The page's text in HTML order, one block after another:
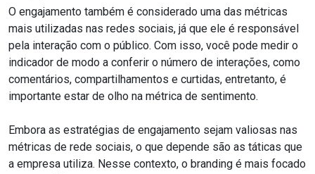
O engajamento também é considerado uma das métricas
mais utilizadas nas redes sociais, já que ele é responsável
pela interação com o público. Com isso, você pode medir o
indicador de modo a conferir o número de interações, como
comentários, compartilhamentos e curtidas, entretanto, é
importante estar de olho na métrica de sentimento.
Embora as estratégias de engajamento sejam valiosas nas
métricas de rede sociais, o que depende são as táticas que
a empresa utiliza. Nesse contexto, o branding é mais focado